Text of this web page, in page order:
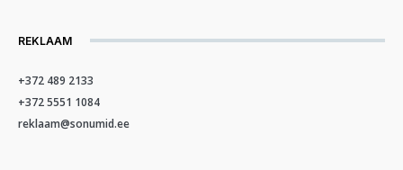
REKLAAM
+372 489 2133
+372 5551 1084
reklaam@sonumid.ee